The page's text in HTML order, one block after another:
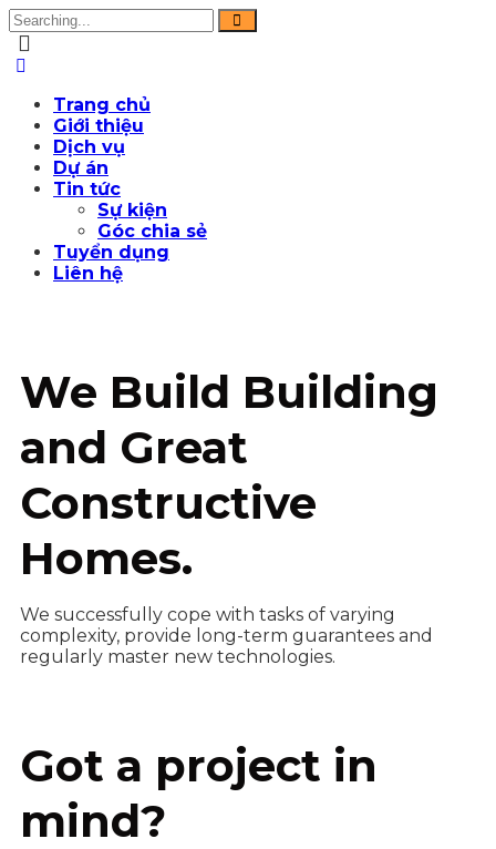
Trang chủ
Giới thiệu
Dịch vụ
Dự án
Tin tức
Sự kiện
Góc chia sẻ
Tuyển dụng
Liên hệ
We Build Building
and Great
Constructive
Homes.
We successfully cope with tasks of varying
complexity, provide long-term guarantees and
regularly master new technologies.
Got a project in
mind?